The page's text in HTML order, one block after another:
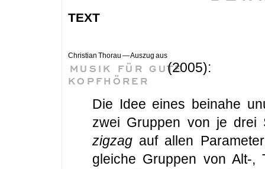
text
Christian Thorau — Auszug aus
MUSIK FÜR GUTE
KOPFHÖRER
(2005):
Die Idee eines beinahe
zwei Gruppen von je drei
zigzag auf allen
gleiche Gruppen von Alt-